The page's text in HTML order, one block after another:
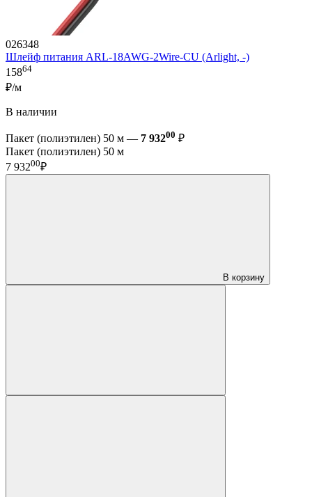
026348
Шлейф питания ARL-18AWG-2Wire-CU (Arlight, -)
15864
₽/м
В наличии
Пакет (полиэтилен) 50 м — 7 93200 ₽
Пакет (полиэтилен) 50 м
7 93200₽
В корзину